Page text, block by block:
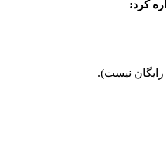
کرد:
نیست).